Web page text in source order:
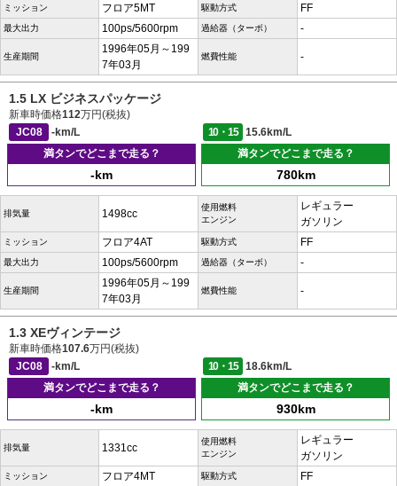
ミッション フロア5MT 駆動方式 FF
最大出力 100ps/5600rpm 過給器（ターボ） -
生産期間
1996年05月～199
7年03月
燃費性能 -
1.5 LX ビジネスパッケージ
新車時価格112万円(税抜)
JC08
-km/L 10・15
15.6km/L
満タンでどこまで走る？
-km
満タンでどこまで走る？
780km
排気量 1498cc
使用燃料
エンジン
レギュラー
ガソリン
ミッション フロア4AT 駆動方式 FF
最大出力 100ps/5600rpm 過給器（ターボ） -
生産期間
1996年05月～199
7年03月
燃費性能 -
1.3 XEヴィンテージ
新車時価格107.6万円(税抜)
JC08
-km/L 10・15
18.6km/L
満タンでどこまで走る？
-km
満タンでどこまで走る？
930km
排気量 1331cc
使用燃料
エンジン
レギュラー
ガソリン
ミッション フロア4MT 駆動方式 FF